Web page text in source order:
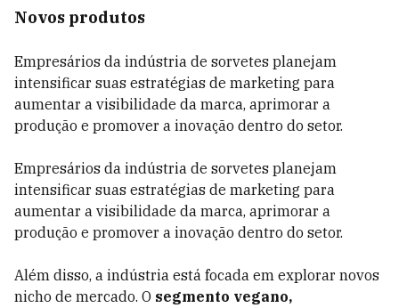
Novos produtos
Empresários da indústria de sorvetes planejam
intensificar suas estratégias de marketing para
aumentar a visibilidade da marca, aprimorar a
produção e promover a inovação dentro do setor.
Empresários da indústria de sorvetes planejam
intensificar suas estratégias de marketing para
aumentar a visibilidade da marca, aprimorar a
produção e promover a inovação dentro do setor.
Além disso, a indústria está focada em explorar novos
nicho de mercado. O segmento vegano,